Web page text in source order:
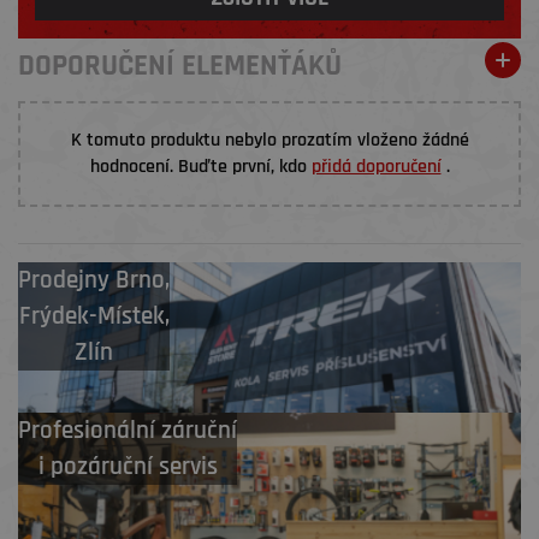
DOPORUČENÍ ELEMENŤÁKŮ
K tomuto produktu nebylo prozatím vloženo žádné
hodnocení. Buďte první, kdo přidá doporučení.
ProdejnyBrno,
Frýdek-Místek,
Zlín
Profesionální záruční
i pozáruční servis